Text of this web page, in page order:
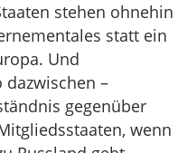
stehen ohnehin
statt ein
Und
–
gegenüber
wenn